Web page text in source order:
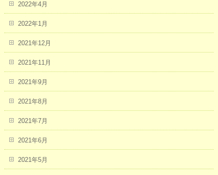
2022年4月
2022年1月
2021年12月
2021年11月
2021年9月
2021年8月
2021年7月
2021年6月
2021年5月